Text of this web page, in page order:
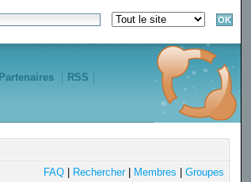
Partenaires RSS
FAQ| Rechercher| Membres Groupes